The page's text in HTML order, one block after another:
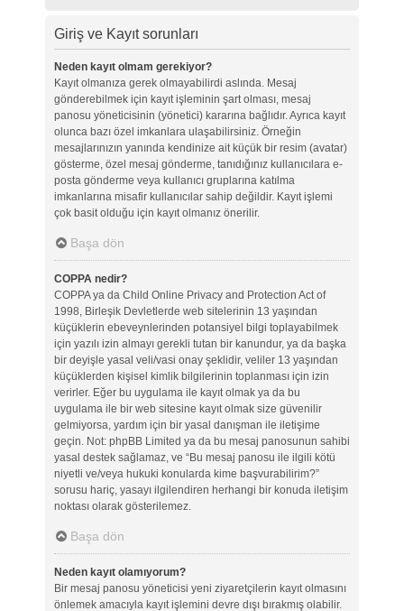
Giriş ve Kayıt sorunları
Neden kayıt olmam gerekiyor?
Kayıt olmanıza gerek olmayabilirdi aslında. Mesaj
gönderebilmek için kayıt işleminin şart olması, mesaj
panosu yöneticisinin (yönetici) kararına bağlıdır. Ayrıca kayıt
olunca bazı özel imkanlara ulaşabilirsiniz. Örneğin
mesajlarınızın yanında kendinize ait küçük bir resim (avatar)
gösterme, özel mesaj gönderme, tanıdığınız kullanıcılara e-
posta gönderme veya kullanıcı gruplarına katılma
imkanlarına misafir kullanıcılar sahip değildir. Kayıt işlemi
çok basit olduğu için kayıt olmanız önerilir.
Başa dön
COPPA nedir?
COPPA ya da Child Online Privacy and Protection Act of
1998, Birleşik Devletlerde web sitelerinin 13 yaşından
küçüklerin ebeveynlerinden potansiyel bilgi toplayabilmek
için yazılı izin almayı gerekli tutan bir kanundur, ya da başka
bir deyişle yasal veli/vasi onay şeklidir, veliler 13 yaşından
küçüklerden kişisel kimlik bilgilerinin toplanması için izin
verirler. Eğer bu uygulama ile kayıt olmak ya da bu
uygulama ile bir web sitesine kayıt olmak size güvenilir
gelmiyorsa, yardım için bir yasal danışman ile iletişime
geçin. Not: phpBB Limited ya da bu mesaj panosunun sahibi
yasal destek sağlamaz, ve “Bu mesaj panosu ile ilgili kötü
niyetli ve/veya hukuki konularda kime başvurabilirim?”
sorusu hariç, yasayı ilgilendiren herhangi bir konuda iletişim
noktası olarak gösterilemez.
Başa dön
Neden kayıt olamıyorum?
Bir mesaj panosu yöneticisi yeni ziyaretçilerin kayıt olmasını
önlemek amacıyla kayıt işlemini devre dışı bırakmış olabilir.